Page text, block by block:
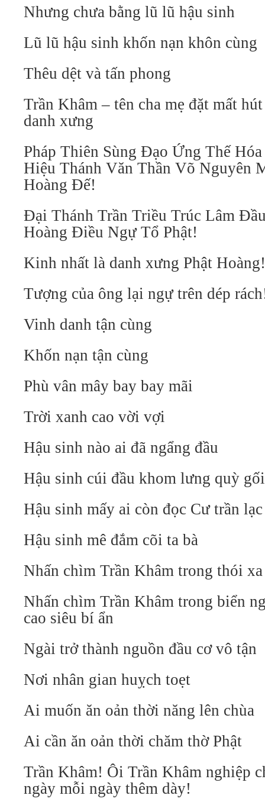
Nhưng chưa bằng lũ lũ hậu sinh
Lũ lũ hậu sinh khốn nạn khôn cùng
Thêu dệt và tấn phong
Trần Khâm – tên cha mẹ đặt mất
danh xưng
Pháp Thiên Sùng Đạo Ứng Thế
Hiệu Thánh Văn Thần Võ Nguyên
Hoàng Đế!
Đại Thánh Trần Triều Trúc Lâm
Hoàng Điều Ngự Tổ Phật!
Kinh nhất là danh xưng Phật Hoàng!
Tượng của ông lại ngự trên dép
Vinh danh tận cùng
Khốn nạn tận cùng
Phù vân mây bay bay mãi
Trời xanh cao vời vợi
Hậu sinh nào ai đã ngẩng đầu
Hậu sinh cúi đầu khom lưng quỳ
Hậu sinh mấy ai còn đọc Cư trần
Hậu sinh mê đắm cõi ta bà
Nhấn chìm Trần Khâm trong thói xa
Nhấn chìm Trần Khâm trong biển
cao siêu bí ẩn
Ngài trở thành nguồn đầu cơ vô tận
Nơi nhân gian huỵch toẹt
Ai muốn ăn oản thời năng lên chùa
Ai cần ăn oản thời chăm thờ Phật
Trần Khâm! Ôi Trần Khâm nghiệp
ngày mỗi ngày thêm dày!